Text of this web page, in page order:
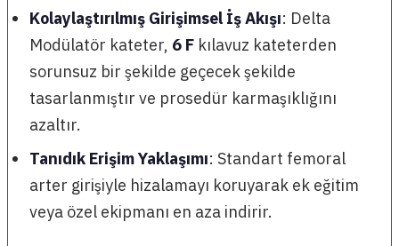
Kolaylaştırılmış Girişimsel İş Akışı: Delta
Modülatör kateter, 6 F kılavuz kateterden
sorunsuz bir şekilde geçecek şekilde
tasarlanmıştır ve prosedür karmaşıklığını
azaltır.
Tanıdık Erişim Yaklaşımı: Standart femoral
arter girişiyle hizalamayı koruyarak ek eğitim
veya özel ekipmanı en aza indirir.